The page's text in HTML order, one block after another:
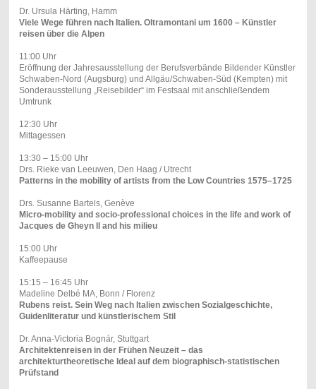
Dr. Ursula Härting, Hamm
Viele Wege führen nach Italien. Oltramontani um 1600 – Künstler
reisen über die Alpen
11:00 Uhr
Eröffnung der Jahresausstellung der Berufsverbände Bildender Künstler
Schwaben-Nord (Augsburg) und Allgäu/Schwaben-Süd (Kempten) mit
Sonderausstellung „Reisebilder“ im Festsaal mit anschließendem
Umtrunk
12:30 Uhr
Mittagessen
13:30 – 15:00 Uhr
Drs. Rieke van Leeuwen, Den Haag / Utrecht
Patterns in the mobility of artists from the Low Countries 1575–1725
Drs. Susanne Bartels, Genève
Micro-mobility and socio-professional choices in the life and work of
Jacques de Gheyn II and his milieu
15:00 Uhr
Kaffeepause
15:15 – 16:45 Uhr
Madeline Delbé MA, Bonn / Florenz
Rubens reist. Sein Weg nach Italien zwischen Sozialgeschichte,
Guidenliteratur und künstlerischem Stil
Dr. Anna-Victoria Bognár, Stuttgart
Architektenreisen in der Frühen Neuzeit – das
architekturtheoretische Ideal auf dem biographisch-statistischen
Prüfstand